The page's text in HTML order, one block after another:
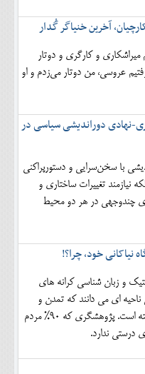
آخرین خنیاگر گُدار
و کارگری و دوتار
عروسی، من دوتار می‌زدم و او
نهادی دوراندیشی سیاسی در
با سخن‌سرایی و دستورپراکنی
نیازمند تغییرات ساختاری و
چندوجهی در هر دو محیط
نیاکانی خود، چرا؟!
و زبان شناسی کرانه های
ای می دانند که تمدن و
فرهنگ هند و اروپایی از آن سرچشمه گرفته است. پژوهشگری که 90% مردم
درستی ندارد.